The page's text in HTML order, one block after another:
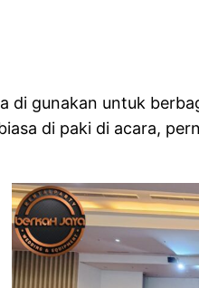
di gunakan untuk
di paki di acara,